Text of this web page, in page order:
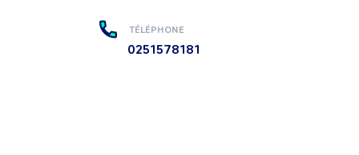
TÉLÉPHONE
0251578181